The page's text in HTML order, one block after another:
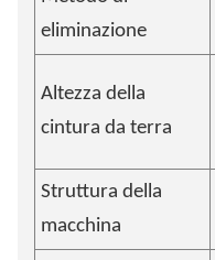
eliminazione
Altezza della
cintura da terra
Struttura della
macchina